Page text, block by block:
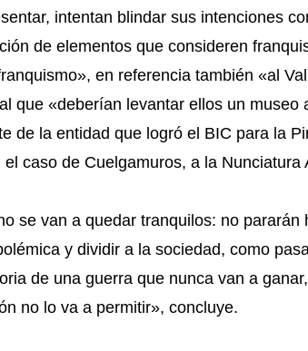
intentan blindar sus intenciones
de elementos que consideren
en referencia también «al
que «deberían levantar ellos un museo
de la entidad que logró el BIC para la
caso de Cuelgamuros, a la Nunciatura
se van a quedar tranquilos: no pararán
y dividir a la sociedad, como
de una guerra que nunca van a
no lo va a permitir», concluye.